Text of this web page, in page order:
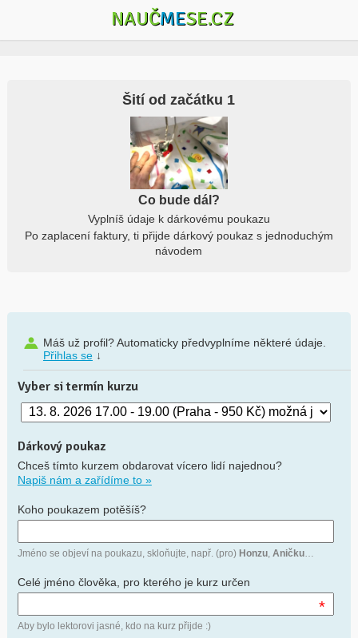
NAUČMESE.CZ
Šití od začátku 1
Co bude dál?
Vyplníš údaje k dárkovému poukazu
Po zaplacení faktury, ti přijde dárkový poukaz s jednoduchým
návodem
Máš už profil? Automaticky předvyplníme některé údaje.
Přihlas se↓
Vyber si termín kurzu
Dárkový poukaz
Chceš tímto kurzem obdarovat vícero lidí najednou?
Napiš nám a zařídíme to »
Koho poukazem potěšíš?
Jméno se objeví na poukazu, skloňujte, např. (pro) Honzu, Aničku…
Celé jméno člověka, pro kterého je kurz určen
*
Aby bylo lektorovi jasné, kdo na kurz přijde :)